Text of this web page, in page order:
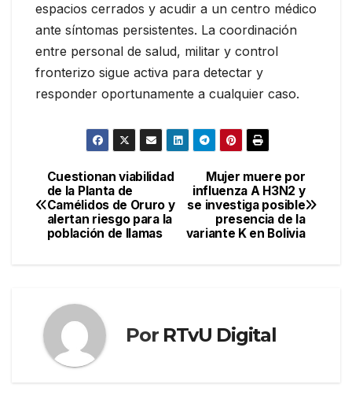
espacios cerrados y acudir a un centro médico
ante síntomas persistentes. La coordinación
entre personal de salud, militar y control
fronterizo sigue activa para detectar y
responder oportunamente a cualquier caso.
Navegación
de
entradas
Mujer muere por
influenza A H3N2 y
se investiga posible
presencia de la
variante K en Bolivia
Cuestionan viabilidad
de la Planta de
Camélidos de Oruro y
alertan riesgo para la
población de llamas
Por RTvU Digital